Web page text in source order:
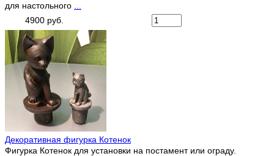
для настольного
4900 руб.
Декоративная фигурка Котенок
Фигурка Котенок для установки на постамент или ограду.